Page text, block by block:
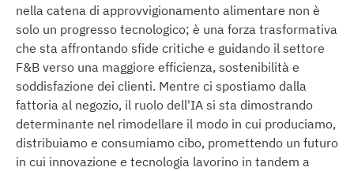
nella catena di approvvigionamento alimentare non è
solo un progresso tecnologico; è una forza trasformativa
che sta affrontando sfide critiche e guidando il settore
F&B verso una maggiore efficienza, sostenibilità e
soddisfazione dei clienti. Mentre ci spostiamo dalla
fattoria al negozio, il ruolo dell'IA si sta dimostrando
determinante nel rimodellare il modo in cui produciamo,
distribuiamo e consumiamo cibo, promettendo un futuro
in cui innovazione e tecnologia lavorino in tandem a